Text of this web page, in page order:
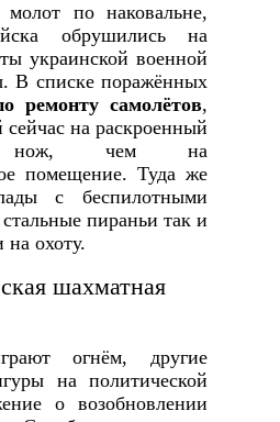
по наковальне,
обрушились на
украинской военной
В списке поражённых
ремонту самолётов,
на раскроенный
нож, чем на
помещение. Туда же
с беспилотными
пираньи так и
охоту.
шахматная
огнём, другие
на политической
о возобновлении